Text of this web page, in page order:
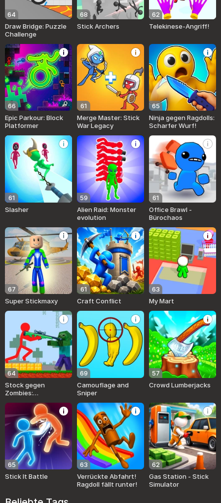
64
Draw Bridge: Puzzle
Challenge
68
Stick Archers
62
Telekinese-Angriff!
66
Epic Parkour: Block
Platformer
61
Merge Master: Stick
War Legacy
65
Ninja gegen Ragdolls:
Scharfer Wurf!
61
Slasher
59
Alien Raid: Monster
evolution
61
Office Brawl -
Bürochaos
67
Super Stickmaxy
61
Craft Conflict
63
My Mart
64
Stock gegen
Zombies:
69
Camouflage and
Sniper
57
Crowd Lumberjacks
65
Stick It Battle
63
Verrückte Abfahrt!
Ragdoll fällt runter!
62
Gas Station - Stick
Simulator